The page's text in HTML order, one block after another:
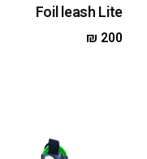
Foil leash Lite
₪ 200